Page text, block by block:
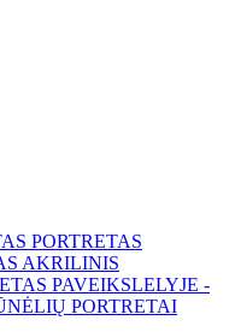
PORTRETAS
AKRILINIS
PAVEIKSLELYJE -
PORTRETAI